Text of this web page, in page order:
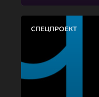
СПЕЦПРОЕКТ